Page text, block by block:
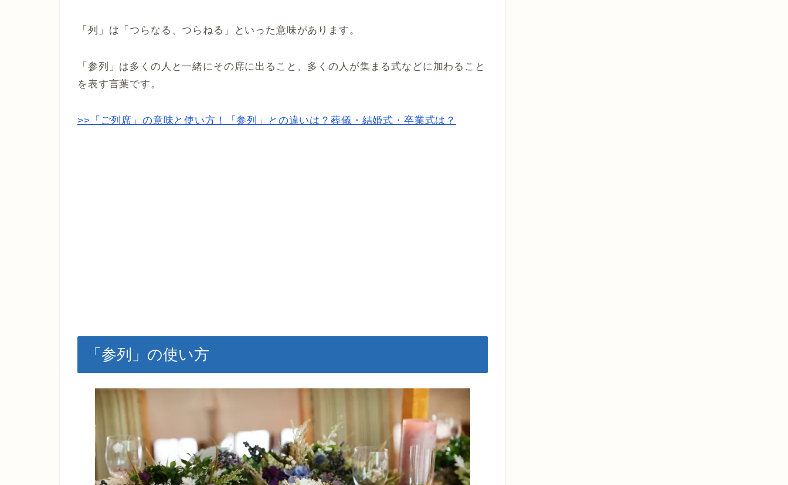
「列」は「つらなる、つらねる」といった意味があります。
「参列」は多くの人と一緒にその席に出ること、多くの人が集まる式などに加わること
を表す言葉です。
>>「ご列席」の意味と使い方！「参列」との違いは？葬儀・結婚式・卒業式は？
「参列」の使い方